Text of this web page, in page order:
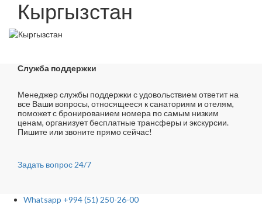
Кыргызстан
Служба поддержки
Менеджер службы поддержки с удовольствием ответит на
все Ваши вопросы, относящееся к санаториям и отелям,
поможет с бронированием номера по самым низким
ценам, организует бесплатные трансферы и экскурсии.
Пишите или звоните прямо сейчас!
Задать вопрос 24/7
Whatsapp +994 (51) 250-26-00